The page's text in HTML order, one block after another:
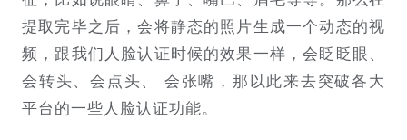
提取完毕之后，会将静态的照片生成一个动态的视
频，跟我们人脸认证时候的效果一样，会眨眨眼、
会转头、会点头、 会张嘴，那以此来去突破各大
平台的一些人脸认证功能。